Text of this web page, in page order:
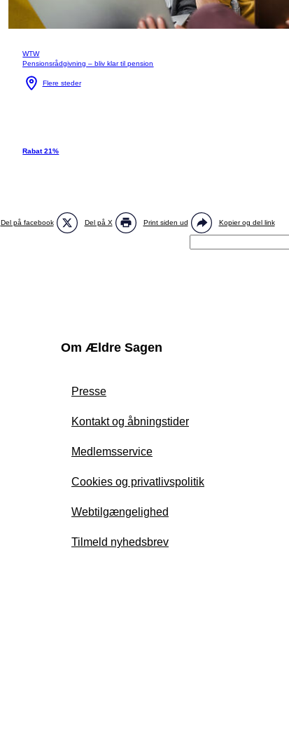
WTW
Pensionsrådgivning – bliv klar til pension
Flere steder
Rabat 21%
Del på facebook Del på X Print siden ud Kopier og del link
Om Ældre Sagen
Presse
Kontakt og åbningstider
Medlemsservice
Cookies og privatlivspolitik
Webtilgængelighed
Tilmeld nyhedsbrev